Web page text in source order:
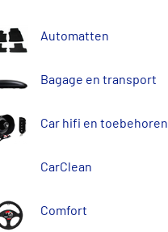
Automatten
Bagage en transport
Car hifi en toebehoren
CarClean
Comfort